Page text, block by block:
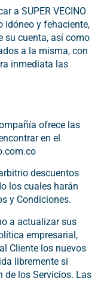
a SUPER VECINO
idóneo y fehaciente,
su cuenta, así como
a la misma, con
inmediata las
ofrece las
en el
descuentos
los cuales harán
y Condiciones.
a actualizar sus
empresarial,
Cliente los nuevos
libremente si
de los Servicios. Las